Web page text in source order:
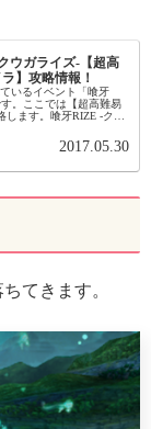
ウガライズ-【超高
】攻略情報！
いるイベント「喰牙
。ここでは【超高難易
します。喰牙RIZE -クウ
2017.05.30
てきます。